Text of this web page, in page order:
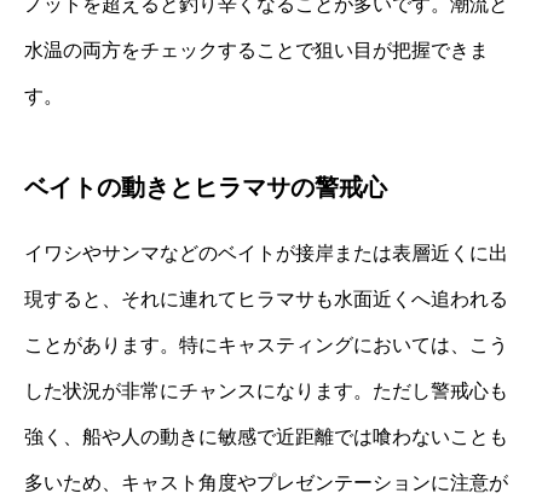
水温の両方をチェックすることで狙い目が把握できま
す。
ベイトの動きとヒラマサの警戒心
イワシやサンマなどのベイトが接岸または表層近くに出
現すると、それに連れてヒラマサも水面近くへ追われる
ことがあります。特にキャスティングにおいては、こう
した状況が非常にチャンスになります。ただし警戒心も
強く、船や人の動きに敏感で近距離では喰わないことも
多いため、キャスト角度やプレゼンテーションに注意が